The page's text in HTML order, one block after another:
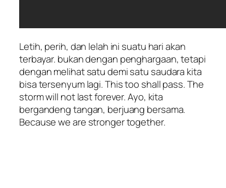
Letih, perih, dan lelah ini suatu hari akan
terbayar. bukan dengan penghargaan, tetapi
dengan melihat satu demi satu saudara kita
bisa tersenyum lagi. This too shall pass. The
storm will not last forever. Ayo, kita
bergandeng tangan, berjuang bersama.
Because we are stronger together.